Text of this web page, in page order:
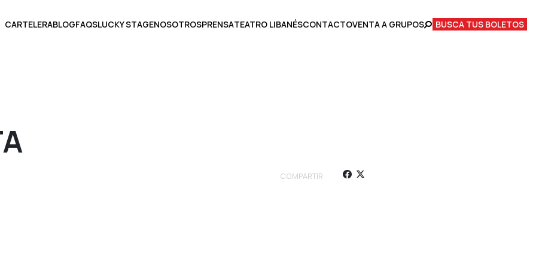
CARTELERABLOGFAQSLUCKY STAGENOSOTROSPRENSATEATRO LIBANÉSCONTACTOVENTA A GRUPOS BUSCA TUS BOLETOS
COMPARTIR